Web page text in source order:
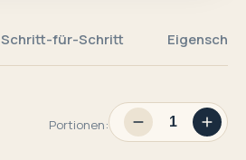
Schritt-für-Schritt
Portionen: